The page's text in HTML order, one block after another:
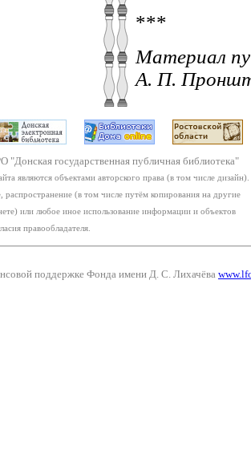
***
Материал
А. П.
"Донская государственная публичная библиотека"
являются объектами авторского права (в том числе дизайн).
распространение (в том числе путём копирования на другие
или любое иное использование информации и объектов
правообладателя.
поддержке Фонда имени Д. С. Лихачёва